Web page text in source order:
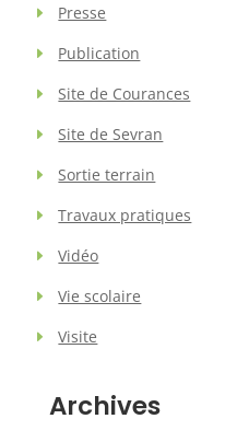
Presse
Publication
Site de Courances
Site de Sevran
Sortie terrain
Travaux pratiques
Vidéo
Vie scolaire
Visite
Archives